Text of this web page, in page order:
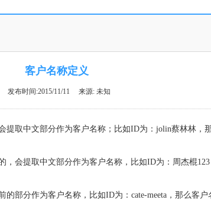
客户名称定义
发布时间:2015/11/11 来源: 未知
提取中文部分作为客户名称；比如ID为：jolin蔡林林，
，会提取中文部分作为客户名称，比如ID为：周杰棍
的部分作为客户名称，比如ID为：cate-meeta，那么客户